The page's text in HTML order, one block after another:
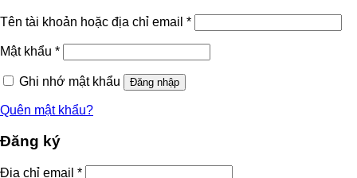
Tên tài khoản hoặc địa chỉ email *
Mật khẩu *
Ghi nhớ mật khẩu Đăng nhập
Quên mật khẩu?
Đăng ký
Địa chỉ email *